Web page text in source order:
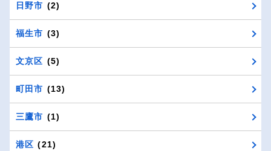
日野市 (2)
福生市 (3)
文京区 (5)
町田市 (13)
三鷹市 (1)
港区 (21)